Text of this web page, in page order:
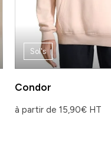
Sol's
Condor
à partir de 15,90€ HT